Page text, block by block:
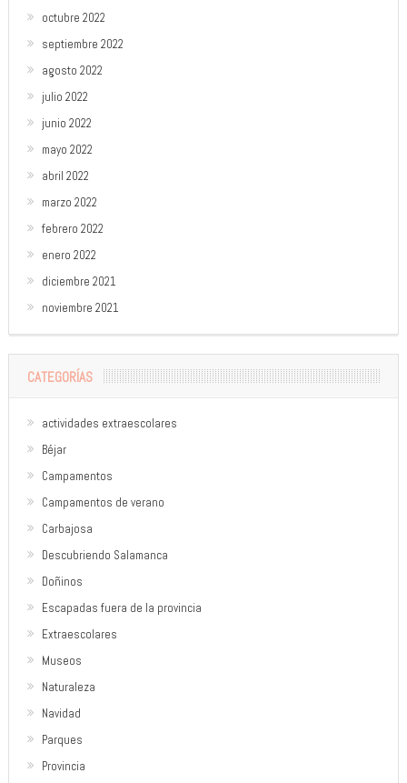
octubre 2022
septiembre 2022
agosto 2022
julio 2022
junio 2022
mayo 2022
abril 2022
marzo 2022
febrero 2022
enero 2022
diciembre 2021
noviembre 2021
CATEGORÍAS
actividades extraescolares
Béjar
Campamentos
Campamentos de verano
Carbajosa
Descubriendo Salamanca
Doñinos
Escapadas fuera de la provincia
Extraescolares
Museos
Naturaleza
Navidad
Parques
Provincia